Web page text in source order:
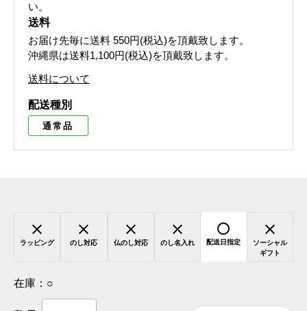
い。
送料
お届け先毎に送料 550円(税込)を頂戴致します。
沖縄県は送料1,100円(税込)を頂戴致します。
送料について
配送種別
通常品
ラッピング のし対応 仏のし対応 のし名入れ 配送日指定
ソーシャル
ギフト
在庫： ○